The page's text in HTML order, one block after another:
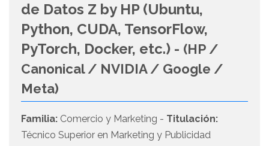
de Datos Z by HP (Ubuntu,
Python, CUDA, TensorFlow,
PyTorch, Docker, etc.) - (HP /
Canonical / NVIDIA / Google /
Meta)
Familia: Comercio y Marketing - Titulación:
Técnico Superior en Marketing y Publicidad